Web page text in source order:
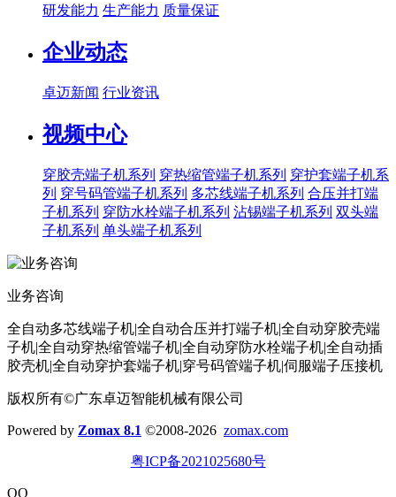
研发能力 生产能力 质量保证
企业动态
卓迈新闻 行业资讯
视频中心
穿胶壳端子机系列 穿热缩管端子机系列 穿护套端子机系
列 穿号码管端子机系列 多芯线端子机系列 合压并打端
子机系列 穿防水栓端子机系列 沾锡端子机系列 双头端
子机系列 单头端子机系列
业务咨询
全自动多芯线端子机|全自动合压并打端子机|全自动穿胶壳端
子机|全自动穿热缩管端子机|全自动穿防水栓端子机|全自动插
胶壳机|全自动穿护套端子机|穿号码管端子机|伺服端子压接机
版权所有©广东卓迈智能机械有限公司
Powered by Zomax 8.1 ©2008-2026 zomax.com
粤ICP备2021025680号
QQ